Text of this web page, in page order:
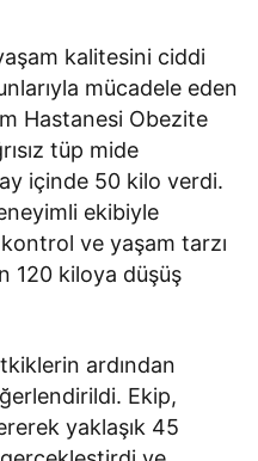
kalitesini ciddi
mücadele eden
Hastanesi Obezite
tüp mide
ay içinde 50 kilo verdi.
ekibiyle
ve yaşam tarzı
120 kiloya düşüş
ardından
Ekip,
yaklaşık 45